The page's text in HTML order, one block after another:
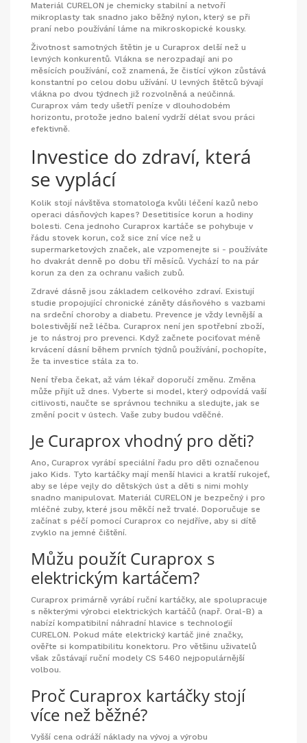
Materiál CURELON je chemicky stabilní a netvoří
mikroplasty tak snadno jako běžný nylon, který se při
praní nebo používání láme na mikroskopické kousky.
Životnost samotných štětin je u Curaprox delší než u
levných konkurentů. Vlákna se nerozpadají ani po
měsících používání, což znamená, že čistící výkon zůstává
konstantní po celou dobu užívání. U levných štětců bývají
vlákna po dvou týdnech již rozvolněná a neúčinná.
Curaprox vám tedy ušetří peníze v dlouhodobém
horizontu, protože jedno balení vydrží délat svou práci
efektivně.
Investice do zdraví, která
se vyplácí
Kolik stojí návštěva stomatologa kvůli léčení kazů nebo
operaci dásňových kapes? Desetitisíce korun a hodiny
bolesti. Cena jednoho Curaprox kartáče se pohybuje v
řádu stovek korun, což sice zní více než u
supermarketových značek, ale vzpomenejte si - používáte
ho dvakrát denně po dobu tří měsíců. Vychází to na pár
korun za den za ochranu vašich zubů.
Zdravé dásně jsou základem celkového zdraví. Existují
studie propojující chronické záněty dásňového s vazbami
na srdeční choroby a diabetu. Prevence je vždy levnější a
bolestivější než léčba. Curaprox není jen spotřební zboží,
je to nástroj pro prevenci. Když začnete pociťovat méně
krvácení dásní během prvních týdnů používání, pochopíte,
že ta investice stála za to.
Není třeba čekat, až vám lékař doporučí změnu. Změna
může přijít už dnes. Vyberte si model, který odpovídá vaší
citlivosti, naučte se správnou techniku a sledujte, jak se
změní pocit v ústech. Vaše zuby budou vděčné.
Je Curaprox vhodný pro děti?
Ano, Curaprox vyrábí speciální řadu pro děti označenou
jako Kids. Tyto kartáčky mají menší hlavici a kratší rukojeť,
aby se lépe vejly do dětských úst a děti s nimi mohly
snadno manipulovat. Materiál CURELON je bezpečný i pro
mléčné zuby, které jsou měkčí než trvalé. Doporučuje se
začínat s péčí pomocí Curaprox co nejdříve, aby si dítě
zvyklo na jemné čištění.
Můžu použít Curaprox s
elektrickým kartáčem?
Curaprox primárně vyrábí ruční kartáčky, ale spolupracuje
s některými výrobci elektrických kartáčů (např. Oral-B) a
nabízí kompatibilní náhradní hlavice s technologií
CURELON. Pokud máte elektrický kartáč jiné značky,
ověřte si kompatibilitu konektoru. Pro většinu uživatelů
však zůstávají ruční modely CS 5460 nejpopulárnější
volbou.
Proč Curaprox kartáčky stojí
více než běžné?
Vyšší cena odráží náklady na vývoj a výrobu